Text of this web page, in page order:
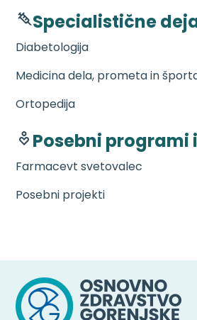
Specialistične
Diabetologija
Medicina dela, prometa in
Ortopedija
Posebni programi
Farmacevt svetovalec
Posebni projekti